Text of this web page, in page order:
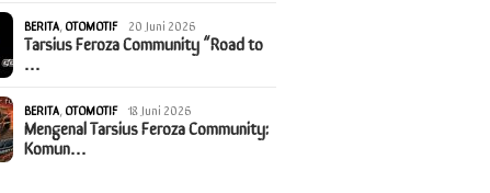
BERITA,OTOMOTIF 20 Juni 2026
Tarsius Feroza Community “Road to
…
BERITA,OTOMOTIF 18 Juni 2026
Mengenal Tarsius Feroza Community:
Komun…